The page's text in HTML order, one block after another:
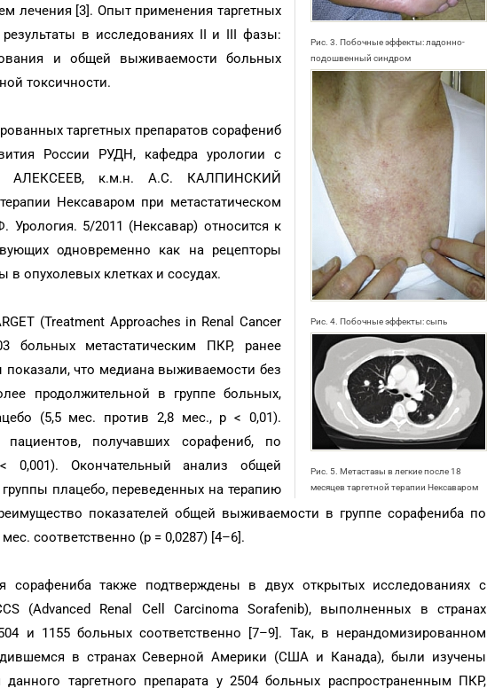
Рис. 3. Побочные эффекты: ладонно-
подошвенный синдром
Рис. 4. Побочные эффекты: сыпь
Рис. 5. Метастазы в легкие после 18
месяцев таргетной терапии Нексаваром
лечения [3]. Опыт применения таргетных
в исследованиях II и III фазы:
и общей выживаемости больных
токсичности.
таргетных препаратов сорафениб
России РУДН, кафедра урологии с
АЛЕКСЕЕВ, к.м.н. А.С. КАЛПИНСКИЙ
Нексаваром при метастатическом
Урология. 5/2011 (Нексавар) относится к
одновременно как на рецепторы
опухолевых клетках и сосудах.
(Treatment Approaches in Renal Cancer
метастатическим ПКР, ранее
что медиана выживаемости без
продолжительной в группе больных,
(5,5 мес. против 2,8 мес., p < 0,01).
получавших сорафениб, по
Окончательный анализ общей
плацебо, переведенных на терапию
показателей общей выживаемости в группе сорафениба по
соответственно (р = 0,0287) [4–6].
сорафениба также подтверждены в двух открытых исследованиях с
(Advanced Renal Cell Carcinoma Sorafenib), выполненных в странах
и 1155 больных соответственно [7–9]. Так, в нерандомизированном
в странах Северной Америки (США и Канада), были изучены
таргетного препарата у 2504 больных распространенным ПКР,